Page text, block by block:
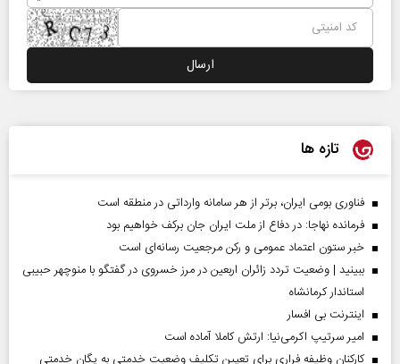
تازه ها
فناوری بومی ایران، برتر از هر سامانه وارداتی در منطقه است
فرمانده نهاجا: در دفاع از ملت ایران جان برکف خواهیم بود
خبر ستون اعتماد عمومی و رکن مرجعیت رسانه‌ای است
ببینید | وضعیت تردد زائران اربعین در مرز خسروی در گفتگو با منوچهر حبیبی
استاندار کرمانشاه
اینترنت بی افسار
امیر سرتیپ اکرمی‌نیا: ارتش کاملا آماده است
کارکنان وظیفه فراری برای تعیین تکلیف وضعیت خدمتی به یگان خدمتی